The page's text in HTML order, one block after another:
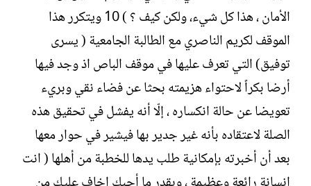
الأمان ، هذا كل شيء، ولكن كيف ؟ ) 10 ويتكرر هذا
الموقف لكريم الناصري مع الطالبة الجامعية ( يسرى
توفيق) التي تعرف عليها في موقف الباص اذ وجد فيها
أرضا بكراً لاحتواء هزيمته بحثا عن فضاء نقي وبريء
تعويضا عن حالة انكساره ، إلّا أنه يفشل في تحقيق هذه
الصلة لاعتقاده بأنه غير جدير بها فيشير في حوار معها
بعد أن أخبرته بإمكانية طلب يدها للخطبة من أهلها ( انت